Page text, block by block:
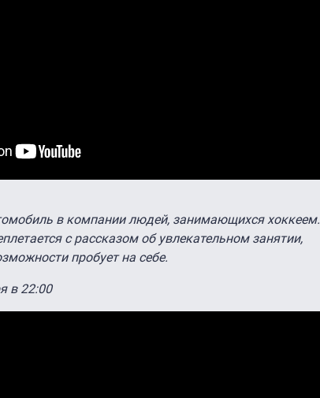
в компании людей, занимающихся хоккеем.
с рассказом об увлекательном занятии,
пробует на себе.
в 22:00